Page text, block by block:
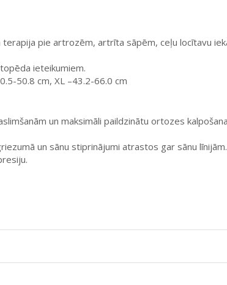
pie artrozēm, artrīta sāpēm, ceļu locītavu
ieteikumiem.
50.8 cm, XL –43.2-66.0 cm
un maksimāli paildzinātu ortozes
un sānu stiprinājumi atrastos gar sānu līnijām.